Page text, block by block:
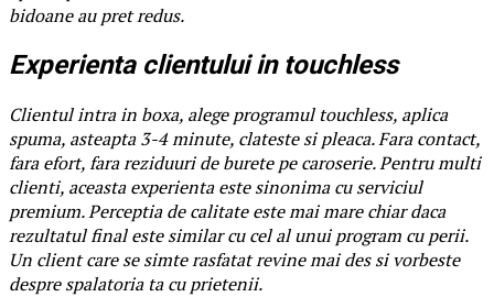
bidoane au pret redus.
Experienta clientului in touchless
Clientul intra in boxa, alege programul touchless, aplica
spuma, asteapta 3-4 minute, clateste si pleaca. Fara contact,
fara efort, fara reziduuri de burete pe caroserie. Pentru multi
clienti, aceasta experienta este sinonima cu serviciul
premium. Perceptia de calitate este mai mare chiar daca
rezultatul final este similar cu cel al unui program cu perii.
Un client care se simte rasfatat revine mai des si vorbeste
despre spalatoria ta cu prietenii.